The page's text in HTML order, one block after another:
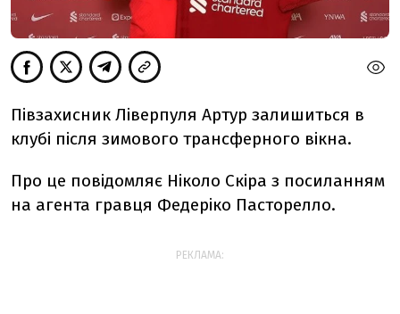
Півзахисник Ліверпуля Артур залишиться в
клубі після зимового трансферного вікна.
Про це повідомляє Ніколо Скіра з посиланням
на агента гравця Федеріко Пасторелло.
РЕКЛАМА: